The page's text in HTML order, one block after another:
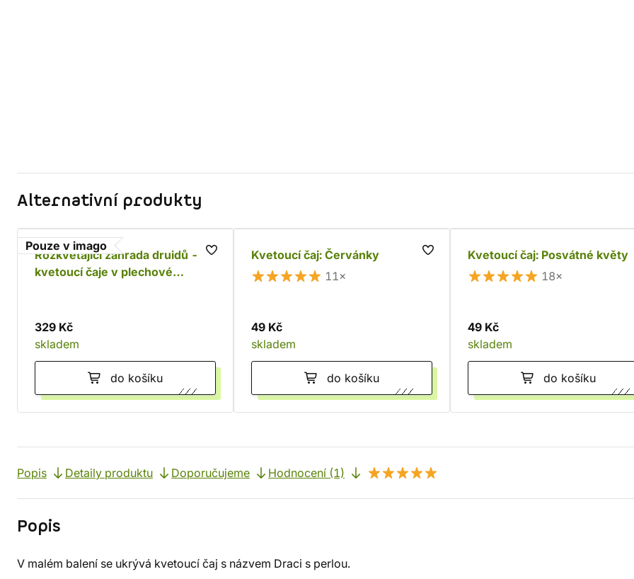
Alternativní produkty
Pouze v imago
Rozkvétající zahrada druidů -
kvetoucí čaje v plechové
329 Kč
skladem
do košíku
Kvetoucí čaj: Červánky
11×
49 Kč
skladem
do košíku
Kvetoucí čaj: Posvátné květy
18×
49 Kč
skladem
do košíku
Popis Detaily produktu Doporučujeme Hodnocení (1)
Popis
V malém balení se ukrývá kvetoucí čaj s názvem Draci s perlou.